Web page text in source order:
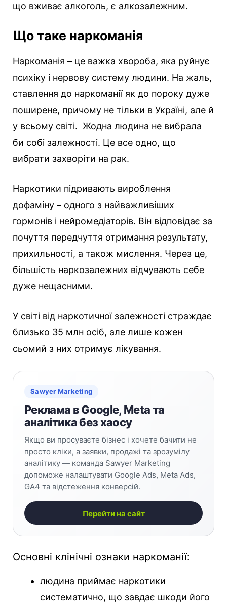
що вживає алкоголь, є алкозалежним.
Що таке наркоманія
Наркоманія – це важка хвороба, яка руйнує
психіку і нервову систему людини. На жаль,
ставлення до наркоманії як до пороку дуже
поширене, причому не тільки в Україні, але й
у всьому світі. Жодна людина не вибрала
би собі залежності. Це все одно, що
вибрати захворіти на рак.
Наркотики підривають вироблення
дофаміну – одного з найважливіших
гормонів і нейромедіаторів. Він відповідає за
почуття передчуття отримання результату,
прихильності, а також мислення. Через це,
більшість наркозалежних відчувають себе
дуже нещасними.
У світі від наркотичної залежності страждає
близько 35 млн осіб, але лише кожен
сьомий з них отримує лікування.
Sawyer Marketing
Реклама в Google, Meta та
аналітика без хаосу
Якщо ви просуваєте бізнес і хочете бачити не
просто кліки, а заявки, продажі та зрозумілу
аналітику — команда Sawyer Marketing
допоможе налаштувати Google Ads, Meta Ads,
GA4 та відстеження конверсій.
Перейти на сайт
Основні клінічні ознаки наркоманії:
людина приймає наркотики
систематично, що завдає шкоди його